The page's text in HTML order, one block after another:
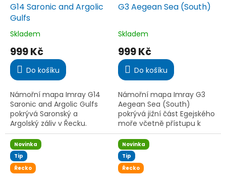
G14 Saronic and Argolic
Gulfs
Průměrné
hodnocení
produktu
je
5,0
5
hvězdiček.
Skladem
999 Kč
Do košíku
Námořní mapa Imray G14
Saronic and Argolic Gulfs
pokrývá Saronský a
Argolský záliv v Řecku.
Aktualizováno 2024,
obsahuje nejnovější
průzkumy, podrobné plány
marin a kotvišť....
G3 Aegean Sea (South)
Průměrné
hodnocení
produktu
je
5,0
5
hvězdiček.
Skladem
999 Kč
Do košíku
Námořní mapa Imray G3
Aegean Sea (South)
pokrývá jižní část Egejského
moře včetně přístupu k
ostrovu Rhodos.
Aktualizace 2024, obsahuje
nejnovější průzkumy a
data. Tištěno na...
Novinka
Tip
Řecko
Novinka
Tip
Řecko